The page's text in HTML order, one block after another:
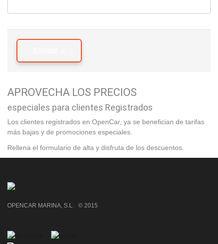
APROVECHA LOS PRECIOS
especiales para clientes Registrados
Los clientes registrados en OpenCar, ya se benefician de tarifas
más bajas y de promociones especiales.
Rellena el formulario de alta y disfruta de los descuentos.
OPENCAR MARINA, S.L. © 2015